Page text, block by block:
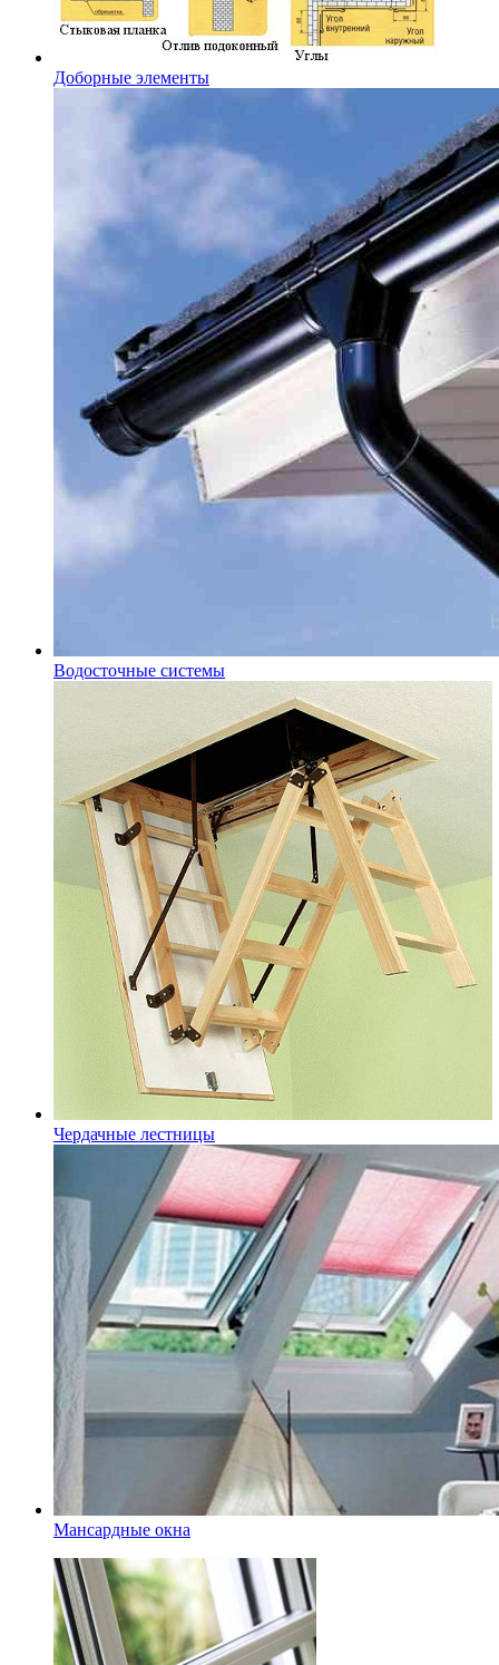
Доборные элементы
Водосточные системы
Чердачные лестницы
Мансардные окна